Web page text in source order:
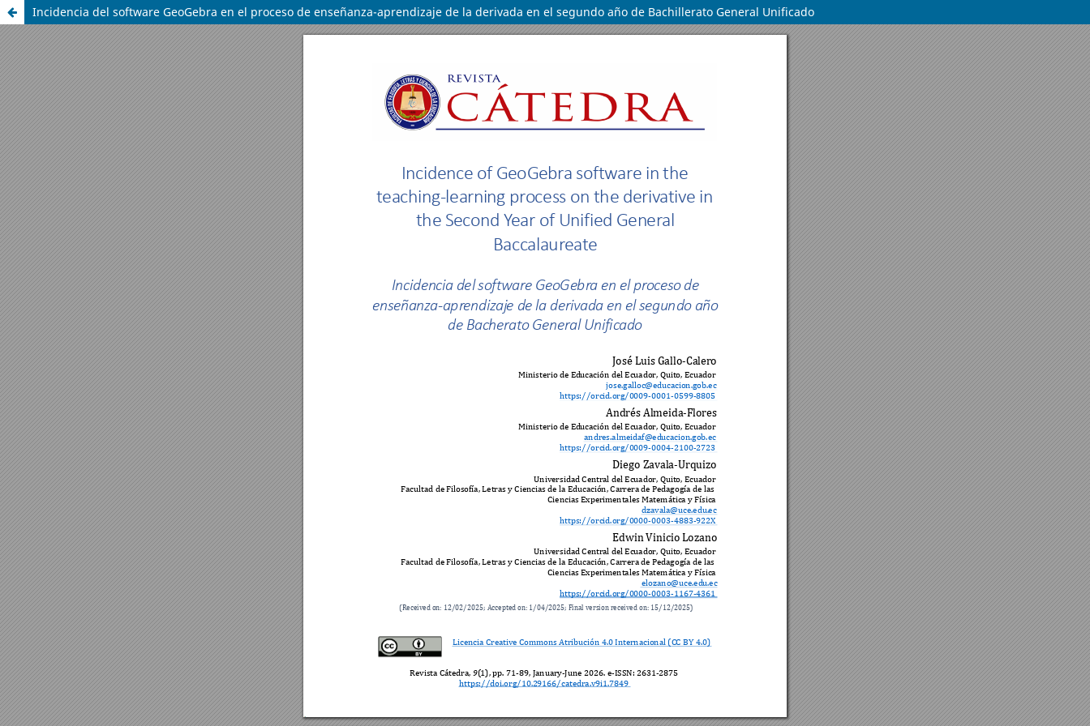
Incidencia del software GeoGebra en el proceso de enseñanza-aprendizaje de la derivada en el segundo año de Bachillerato General Unificado